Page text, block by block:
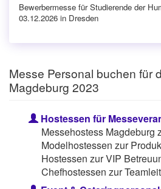
Bewerbermesse für Studierende der
03.12.2026 in Dresden
Messe Personal buchen für
Magdeburg 2023
Hostessen für
Messehostess Magdeburg
Modelhostessen zur
Hostessen zur VIP
Chefhostessen zur